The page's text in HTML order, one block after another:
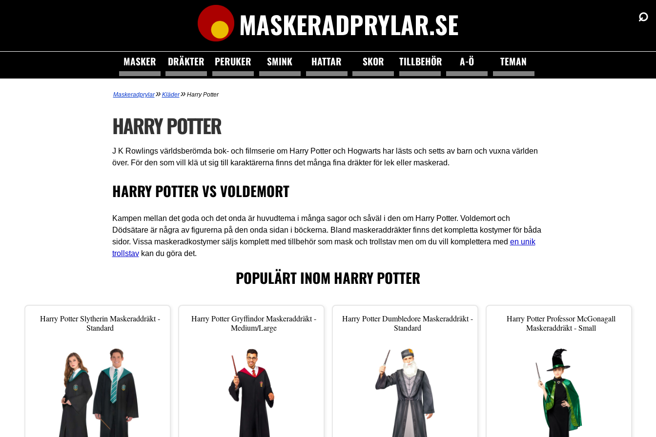
MASKERADPRYLAR.SE ⌕
MASKER DRÄKTER PERUKER SMINK HATTAR SKOR TILLBEHÖR A-Ö TEMAN
Maskeradprylar» Kläder» Harry Potter
HARRY POTTER
J K Rowlings världsberömda bok- och filmserie om Harry Potter och Hogwarts har lästs och setts av barn och vuxna världen
över. För den som vill klä ut sig till karaktärerna finns det många fina dräkter för lek eller maskerad.
HARRY POTTER VS VOLDEMORT
Kampen mellan det goda och det onda är huvudtema i många sagor och såväl i den om Harry Potter. Voldemort och
Dödsätare är några av figurerna på den onda sidan i böckerna. Bland maskeraddräkter finns det kompletta kostymer för båda
sidor. Vissa maskeradkostymer säljs komplett med tillbehör som mask och trollstav men om du vill komplettera med en unik
trollstavkan du göra det.
POPULÄRT INOM HARRY POTTER
Harry Potter Slytherin Maskeraddräkt -
Standard
Harry Potter Gryffindor Maskeraddräkt -
Medium/Large
Harry Potter Dumbledore Maskeraddräkt -
Standard
Harry Potter Professor McGonagall
Maskeraddräkt - Small